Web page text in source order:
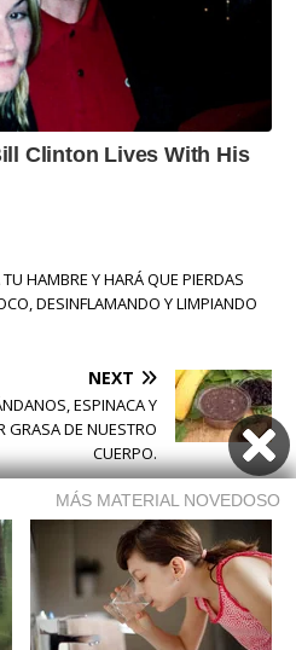
HAMBRE Y HARÁ QUE PIERDAS
DESINFLAMANDO Y LIMPIANDO
NEXT
ESPINACA Y
GRASA DE NUESTRO
CUERPO.